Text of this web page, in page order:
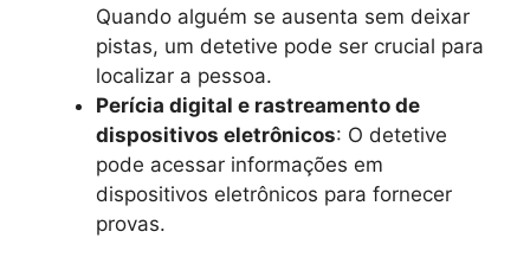
Quando alguém se ausenta sem deixar
pistas, um detetive pode ser crucial para
localizar a pessoa.
Perícia digital e rastreamento de
dispositivos eletrônicos: O detetive
pode acessar informações em
dispositivos eletrônicos para fornecer
provas.